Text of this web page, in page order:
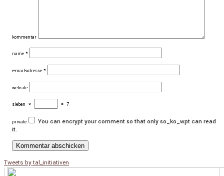
kommentar
name *
e-mail-adresse *
website
sieben × = 7
private
You can encrypt your comment so that only so_ko_wpt can read
it.
Tweets by tal_initiativen